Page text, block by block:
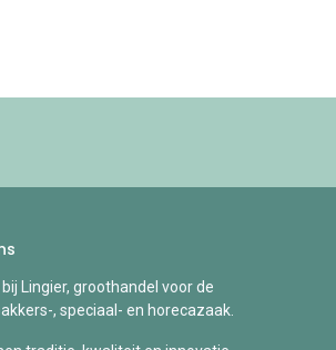
Lingier, groothandel voor de
, speciaal- en horecazaak.